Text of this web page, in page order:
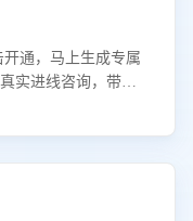
通，马上生成专属
实进线咨询，带您